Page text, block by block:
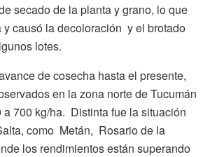
secado de la planta y grano, lo que
y causó la decoloración y el brotado
lotes.
de cosecha hasta el presente,
en la zona norte de Tucumán
a 700 kg/ha. Distinta fue la situación
como Metán, Rosario de la
los rendimientos están superando